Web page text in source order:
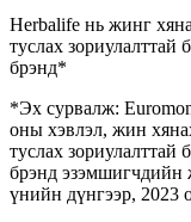
Herbalife нь жинг
туслах зориулалттай
брэнд*
*Эх сурвалж:
оны хэвлэл, жин
туслах зориулалттай
брэнд эзэмшигчдийн
үнийн дүнгээр, 2023